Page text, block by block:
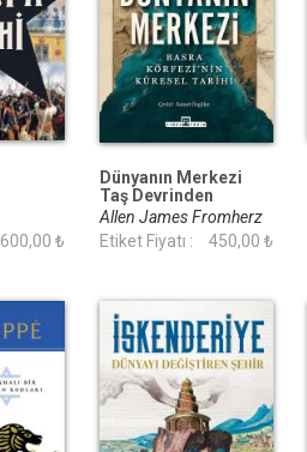
600,00 ₺
Dünyanın Merkezi
Taş Devrinden
Günümüze Basra
Körfezi nin Küresel
Tarihi
Allen James Fromherz
Etiket Fiyatı :
450,00 ₺